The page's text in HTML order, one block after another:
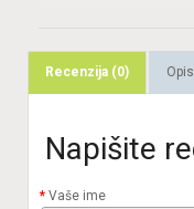
Recenzija (0) Opis
Napišite
Vaše ime